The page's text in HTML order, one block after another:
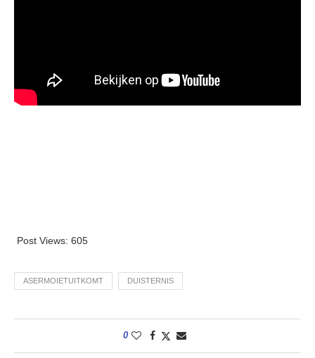
Post Views: 605
ASERMOIETUITKOMT DUISTERNIS
0